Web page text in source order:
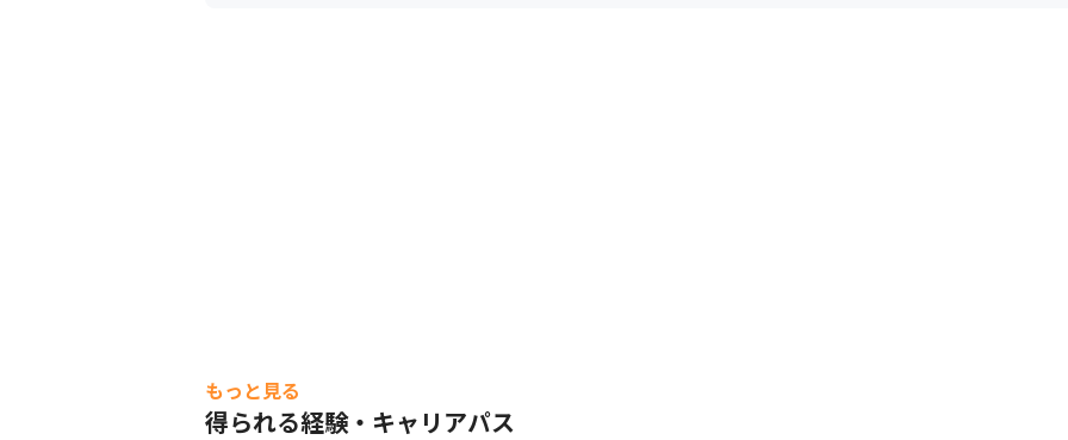
もっと見る
得られる経験・キャリアパス